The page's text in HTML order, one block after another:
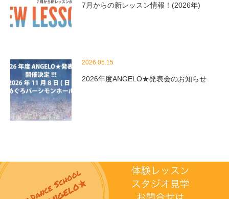
7月からの新レッスン情報！(2026年)
2026.05.15
2026年度ANGELO★発表会のお知らせ